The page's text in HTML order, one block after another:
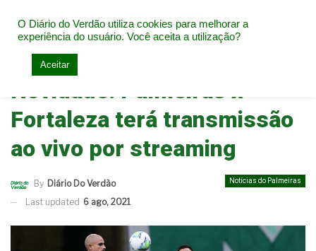
Home Notícias do Palmeiras
Novidade: Palmeiras x
Fortaleza terá transmissão
ao vivo por streaming
Notícias do Palmeiras
By Diário Do Verdão
Last updated 6 ago, 2021
O Diário do Verdão utiliza cookies para melhorar a
experiência do usuário. Você aceita a utilização?
Aceitar